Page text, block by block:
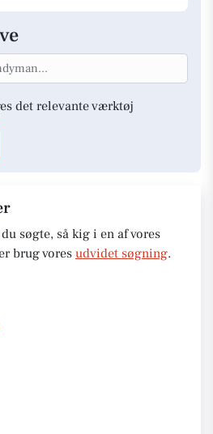
det relevante værktøj
søgte, så kig i en af vores
brug vores udvidet søgning.